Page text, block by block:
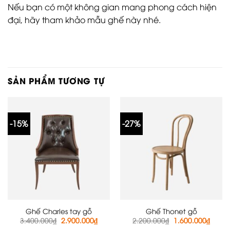
Nếu bạn có một không gian mang phong cách hiện
đại, hãy tham khảo mẫu ghế này nhé.
SẢN PHẨM TƯƠNG TỰ
-15%
Ghế Charles tay gỗ
3.400.000₫ Giá
gốc
2.900.000₫Giá
hiện
-27%
Ghế Thonet gỗ
2.200.000₫ Giá
gốc
1.600.000₫Giá
hiện